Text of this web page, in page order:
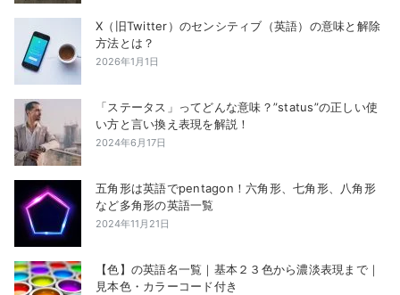
X（旧Twitter）のセンシティブ（英語）の意味と解除
方法とは？
2026年1月1日
「ステータス」ってどんな意味？”status”の正しい使
い方と言い換え表現を解説！
2024年6月17日
五角形は英語でpentagon！六角形、七角形、八角形
など多角形の英語一覧
2024年11月21日
【色】の英語名一覧｜基本２３色から濃淡表現まで｜
見本色・カラーコード付き